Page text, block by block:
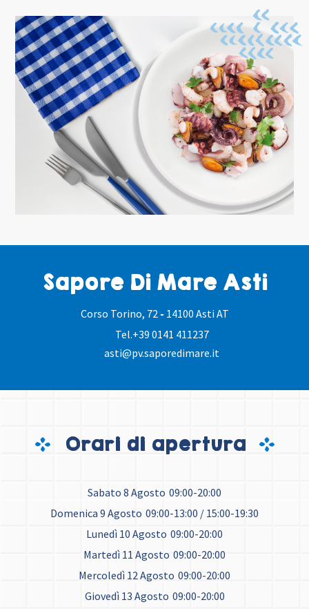
Sapore Di Mare Asti
Corso Torino, 72 - 14100 Asti AT
Tel.+39 0141 411237
asti@pv.saporedimare.it
Orari di apertura
Sabato 8 Agosto 09:00-20:00
Domenica 9 Agosto 09:00-13:00 / 15:00-19:30
Lunedì 10 Agosto 09:00-20:00
Martedì 11 Agosto 09:00-20:00
Mercoledì 12 Agosto 09:00-20:00
Giovedì 13 Agosto 09:00-20:00